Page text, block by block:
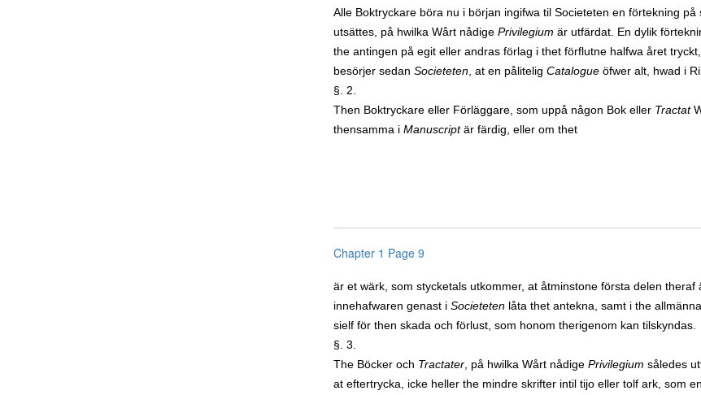
Alle Boktryckare böra nu i början ingifwa til Societeten en förtekning
utsättes, på hwilka Wårt nådige Privilegium är utfärdat. En dylik
the antingen på egit eller andras förlag i thet förflutne halfwa året
besörjer sedan Societeten, at en pålitelig Catalogueöfwer alt, hwad i
§. 2.
Then Boktryckare eller Förläggare, som uppå någon Bok eller Tractat
thensamma i Manuscriptär färdig, eller om thet
Chapter 1 Page 9
är et wärk, som stycketals utkommer, at åtminstone första delen theraf
innehafwaren genast i Societetenlåta thet antekna, samt i the
sielf för then skada och förlust, som honom therigenom kan tilskyndas.
§. 3.
The Böcker och Tractater, på hwilka Wårt nådige Privilegium således
at eftertrycka, icke heller the mindre skrifter intil tijo eller tolf ark, som